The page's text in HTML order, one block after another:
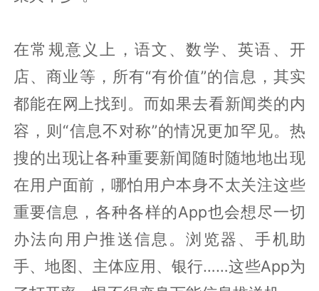
在常规意义上，语文、数学、英语、开
店、商业等，所有“有价值”的信息，其实
都能在网上找到。而如果去看新闻类的内
容，则“信息不对称”的情况更加罕见。热
搜的出现让各种重要新闻随时随地地出现
在用户面前，哪怕用户本身不太关注这些
重要信息，各种各样的App也会想尽一切
办法向用户推送信息。浏览器、手机助
手、地图、主体应用、银行……这些App为